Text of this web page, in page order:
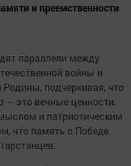
и преемственности
параллели между
войны и
подчеркивая, что
— это вечные ценности.
и патриотическим
что память о Победе